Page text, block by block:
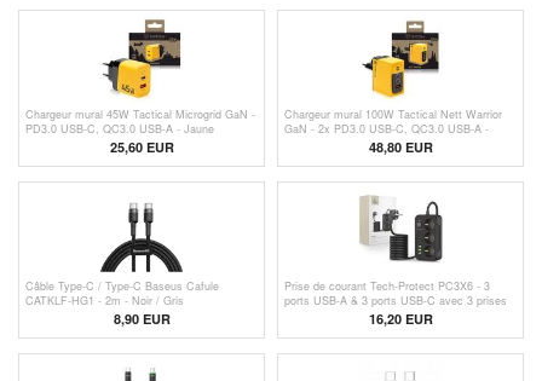
Chargeur mural 45W Tactical Microgrid GaN -
PD3.0 USB-C, QC3.0 USB-A - Jaune
25,60 EUR
Chargeur mural 100W Tactical Nett Warrior
GaN - 2x PD3.0 USB-C, QC3.0 USB-A -
48,80 EUR
Câble Type-C / Type-C Baseus Cafule
CATKLF-HG1 - 2m - Noir / Gris
8,90 EUR
Prise de courant Tech-Protect PC3X6 - 3
ports USB-A & 3 ports USB-C avec 3 prises
électriques, 200cm - Noir
16,20EUR